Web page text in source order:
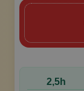
2,5h